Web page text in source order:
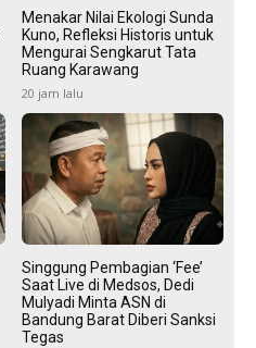
Menakar Nilai Ekologi Sunda
Kuno, Refleksi Historis untuk
Mengurai Sengkarut Tata
Ruang Karawang
20 jam lalu
Singgung Pembagian ‘Fee’
Saat Live di Medsos, Dedi
Mulyadi Minta ASN di
Bandung Barat Diberi Sanksi
Tegas